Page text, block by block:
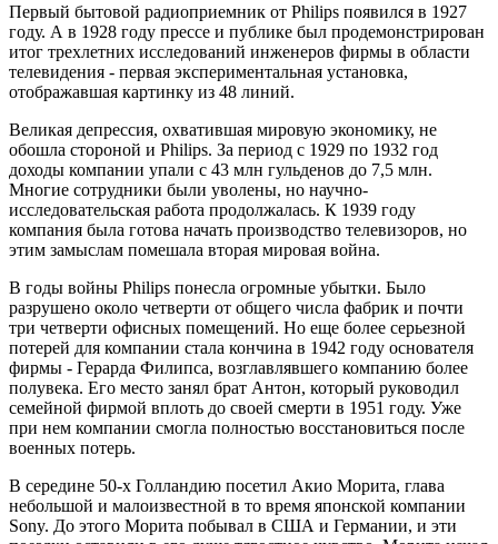
Первый бытовой радиоприемник от Philips появился в 1927
году. А в 1928 году прессе и публике был продемонстрирован
итог трехлетних исследований инженеров фирмы в области
телевидения - первая экспериментальная установка,
отображавшая картинку из 48 линий.
Великая депрессия, охватившая мировую экономику, не
обошла стороной и Philips. За период с 1929 по 1932 год
доходы компании упали с 43 млн гульденов до 7,5 млн.
Многие сотрудники были уволены, но научно-
исследовательская работа продолжалась. К 1939 году
компания была готова начать производство телевизоров, но
этим замыслам помешала вторая мировая война.
В годы войны Philips понесла огромные убытки. Было
разрушено около четверти от общего числа фабрик и почти
три четверти офисных помещений. Но еще более серьезной
потерей для компании стала кончина в 1942 году основателя
фирмы - Герарда Филипса, возглавлявшего компанию более
полувека. Его место занял брат Антон, который руководил
семейной фирмой вплоть до своей смерти в 1951 году. Уже
при нем компании смогла полностью восстановиться после
военных потерь.
В середине 50-х Голландию посетил Акио Морита, глава
небольшой и малоизвестной в то время японской компании
Sony. До этого Морита побывал в США и Германии, и эти